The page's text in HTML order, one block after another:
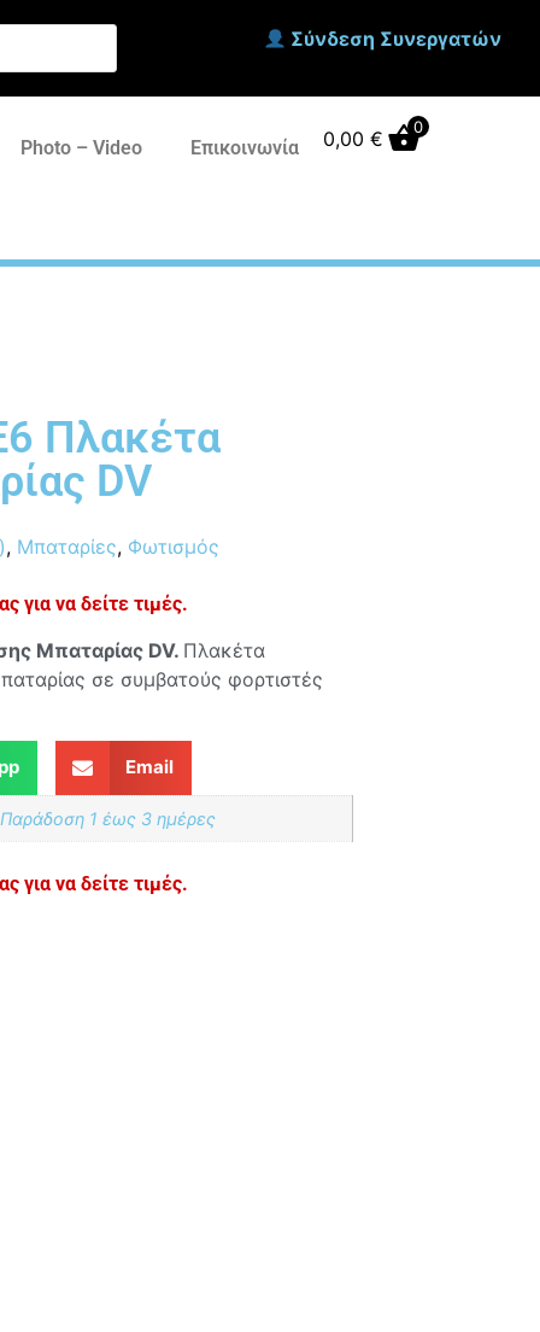
Σύνδεση Συνεργατών
Photo – Video Επικοινωνία 0,00 € 0
Πλακέτα
DV
, Μπαταρίες, Φωτισμός
για να δείτε τιμές.
Μπαταρίας DV. Πλακέτα
σε συμβατούς φορτιστές
Email
1 έως 3 ημέρες
για να δείτε τιμές.